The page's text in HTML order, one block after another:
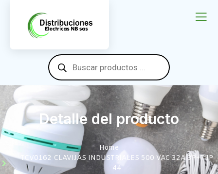
Detalle del producto
Home
TCV0162 CLAVIJAS INDUSTRIALES 500 VAC 32A 3P+T IP
44